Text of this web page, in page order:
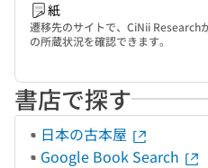
紙
遷移先のサイトで、CiNii Research
の所蔵状況を確認できます。
書店で探す
日本の古本屋
Google Book Search